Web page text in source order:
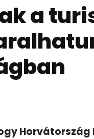
a
Horvátország